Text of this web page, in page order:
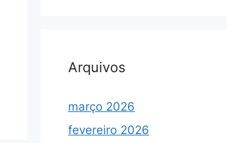
Arquivos
março 2026
fevereiro 2026